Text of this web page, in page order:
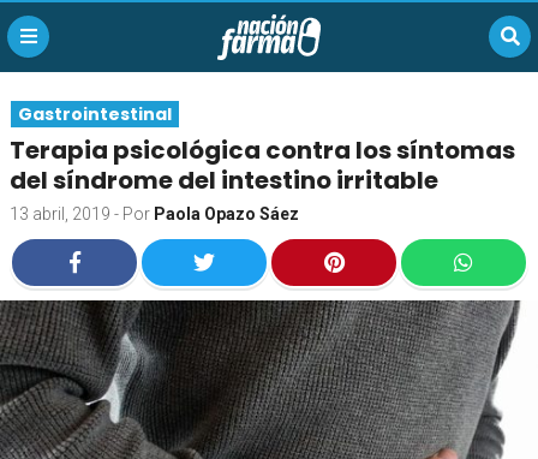
Gastrointestinal
Terapia psicológica contra los síntomas
del síndrome del intestino irritable
13 abril, 2019 - Por Paola Opazo Sáez